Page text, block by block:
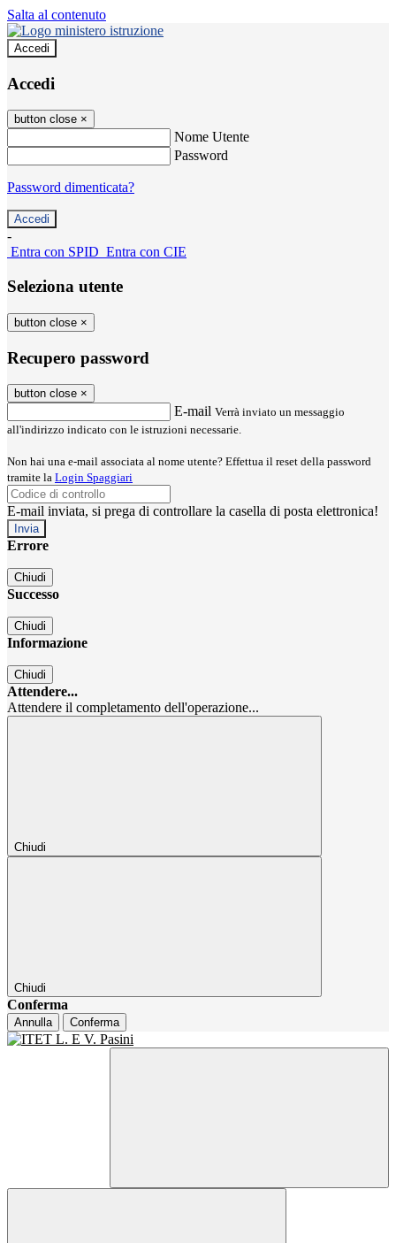
Salta al contenuto
Accedi
Accedi
button close ×
Nome Utente
Password
Password dimenticata?
-
Entra con SPID Entra con CIE
Seleziona utente
button close ×
Recupero password
button close ×
E-mail Verrà inviato un messaggio
all'indirizzo indicato con le istruzioni necessarie.
Non hai una e-mail associata al nome utente? Effettua il reset della password
tramite la Login Spaggiari
E-mail inviata, si prega di controllare la casella di posta elettronica!
Errore
Chiudi
Successo
Chiudi
Informazione
Chiudi
Attendere...
Attendere il completamento dell'operazione...
Chiudi
Chiudi
Conferma
Annulla Conferma